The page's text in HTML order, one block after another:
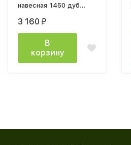
навесная 1450 дуб
графит серый
3 160 ₽
В
корзину